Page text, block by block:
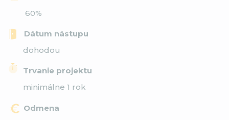
60%
Dátum nástupu
dohodou
Trvanie projektu
minimálne 1 rok
Odmena